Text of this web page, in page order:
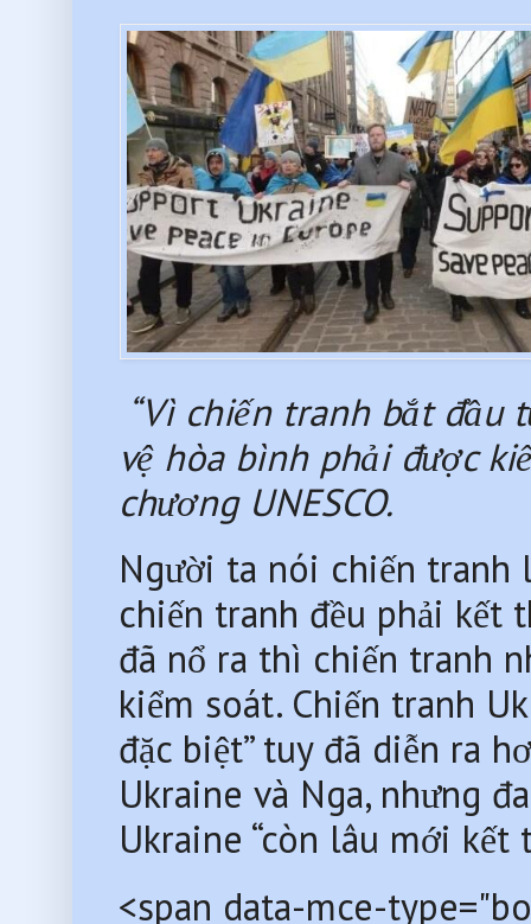
“Vì chiến tranh bắt đầu
vệ hòa bình phải được
chương UNESCO.
Người ta nói chiến tranh
chiến tranh đều phải kết
đã nổ ra thì chiến tranh
kiểm soát. Chiến tranh
đặc biệt” tuy đã diễn ra
Ukraine và Nga, nhưng
Ukraine “còn lâu mới kết
<span data-mce-